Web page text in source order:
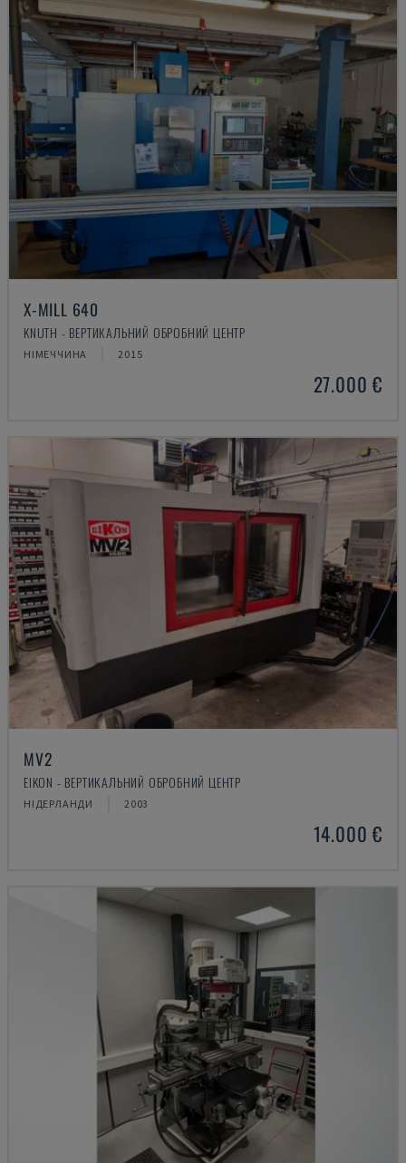
X-MILL 640
KNUTH - ВЕРТИКАЛЬНИЙ ОБРОБНИЙ ЦЕНТР
НІМЕЧЧИНА 2015
27.000 €
MV2
EIKON - ВЕРТИКАЛЬНИЙ ОБРОБНИЙ ЦЕНТР
НІДЕРЛАНДИ 2003
14.000 €